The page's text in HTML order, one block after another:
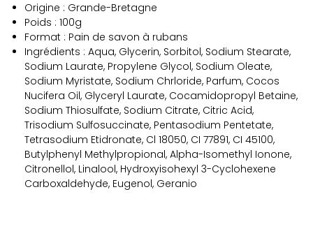
Origine : Grande-Bretagne
Poids : 100g
Format : Pain de savon à rubans
Ingrédients : Aqua, Glycerin, Sorbitol, Sodium Stearate,
Sodium Laurate, Propylene Glycol, Sodium Oleate,
Sodium Myristate, Sodium Chrloride, Parfum, Cocos
Nucifera Oil, Glyceryl Laurate, Cocamidopropyl Betaine,
Sodium Thiosulfate, Sodium Citrate, Citric Acid,
Trisodium Sulfosuccinate, Pentasodium Pentetate,
Tetrasodium Etidronate, Cl 18050, CI 77891, CI 45100,
Butylphenyl Methylpropional, Alpha-Isomethyl Ionone,
Citronellol, Linalool, Hydroxyisohexyl 3-Cyclohexene
Carboxaldehyde, Eugenol, Geranio